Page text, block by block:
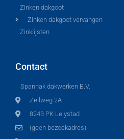
Zinken dakgoot
Zinken dakgoot vervangen
Zinklijsten
Contact
Spanhak dakwerken B.V.
Zeilweg 2A
8243 PK Lelystad
(geen bezoekadres)